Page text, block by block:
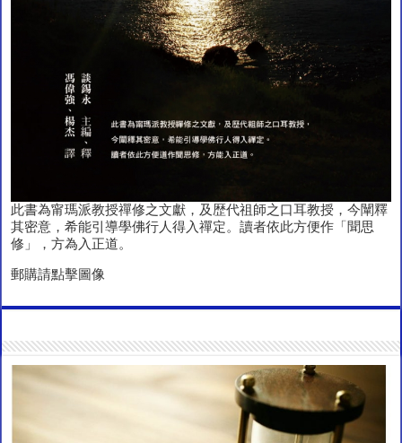
此書為甯瑪派教授禪修之文獻，及歴代祖師之口耳教授，今闡釋
其密意，希能引導學佛行人得入禪定。讀者依此方便作「聞思
修」，方為入正道。
郵購請點擊圖像